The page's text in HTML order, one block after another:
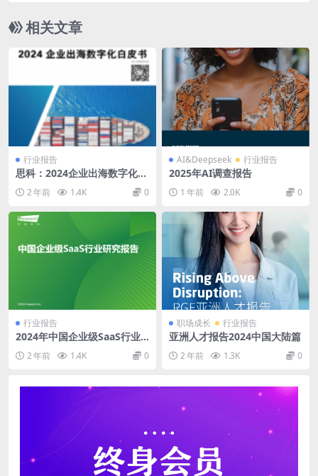
相关文章
行业报告
思科：2024企业出海数字化白
2 年前 1.4K 0
AI&Deepseek 行业报告
2025年AI调查报告
1 年前 2.0K 0
行业报告
2024年中国企业级SaaS行业
2 年前 1.4K 0
职场成长 行业报告
亚洲人才报告2024中国大陆篇
2 年前 1.3K 0